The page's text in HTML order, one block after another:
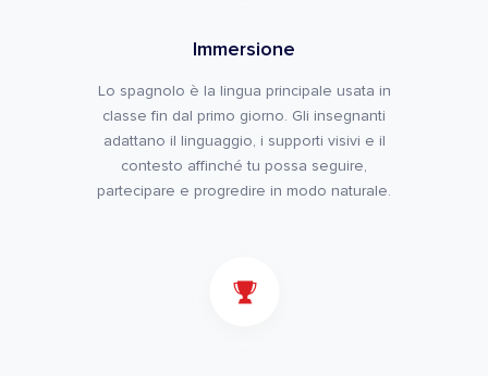
Immersione
Lo spagnolo è la lingua principale usata in
classe fin dal primo giorno. Gli insegnanti
adattano il linguaggio, i supporti visivi e il
contesto affinché tu possa seguire,
partecipare e progredire in modo naturale.